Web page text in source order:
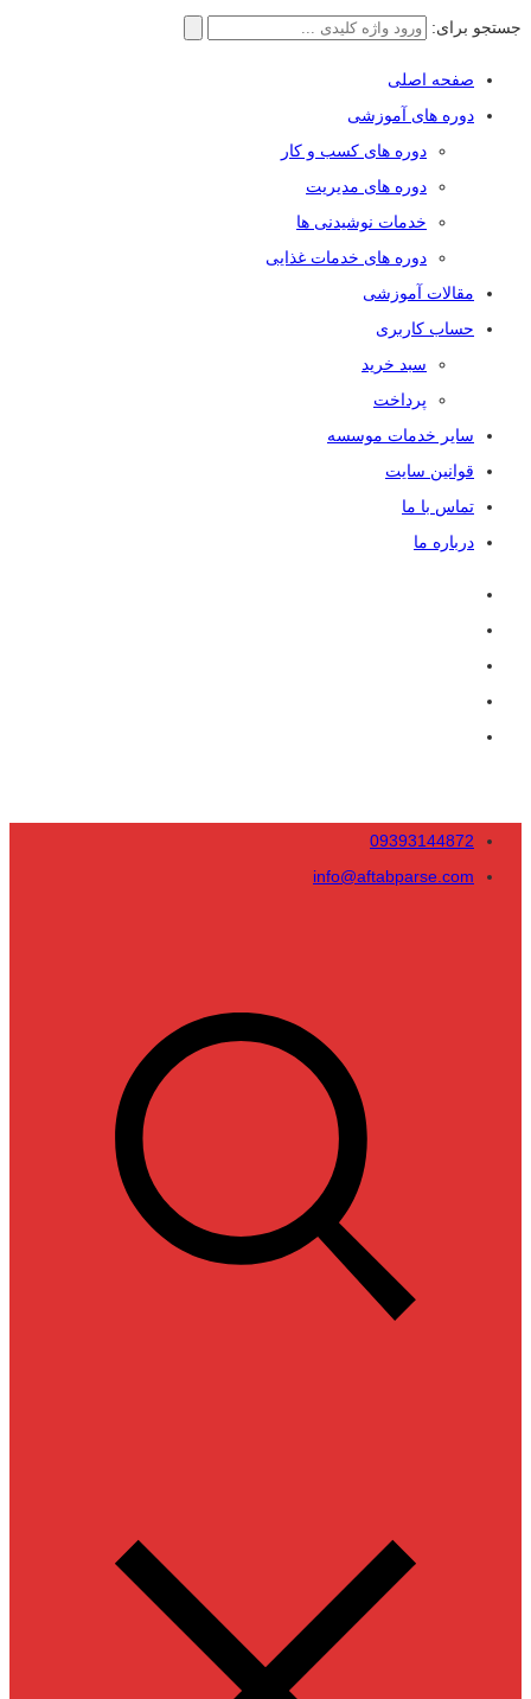
جستجو برای:
صفحه اصلی
دوره های آموزشی
دوره های کسب و کار
دوره های مدیریت
خدمات نوشیدنی ها
دوره های خدمات غذایی
مقالات آموزشی
حساب کاربری
سبد خرید
پرداخت
سایر خدمات موسسه
قوانین سایت
تماس با ما
درباره ما
09393144872
info@aftabparse.com